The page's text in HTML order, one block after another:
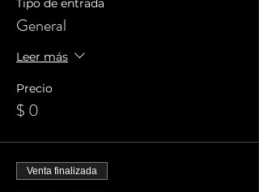
Tipo de entrada
General
Leer más
Precio
$ 0
Venta finalizada